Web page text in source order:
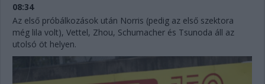
08:34
Az első próbálkozások után Norris (pedig az első szektora
még lila volt), Vettel, Zhou, Schumacher és Tsunoda áll az
utolsó öt helyen.